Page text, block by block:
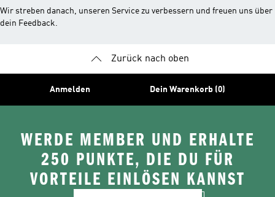
Wir streben danach, unseren Service zu verbessern und freuen uns über
dein Feedback.
Zurück nach oben
Anmelden Dein Warenkorb (0)
WERDE MEMBER UND ERHALTE
250 PUNKTE, DIE DU FÜR
VORTEILE EINLÖSEN KANNST